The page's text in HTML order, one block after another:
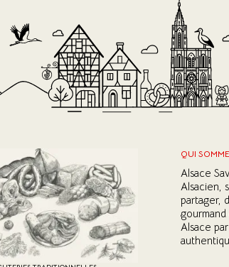
QUI
Alsace
Alsacien,
partager,
Alsace